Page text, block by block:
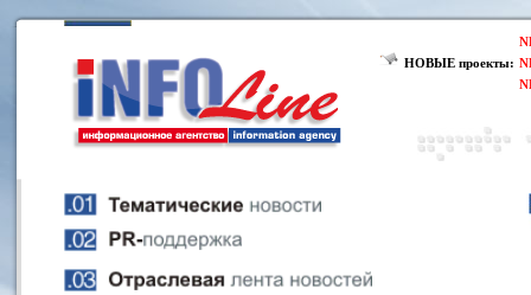
НОВЫЕ проекты: